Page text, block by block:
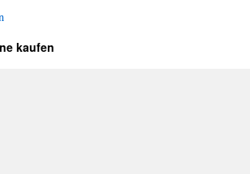
kaufen